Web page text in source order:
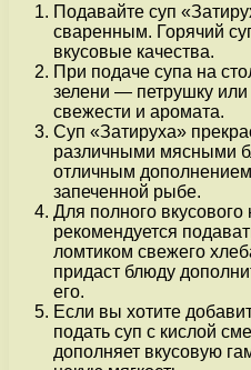
Подавайте суп
сваренным. Горячий
вкусовые качества.
При подаче супа на
зелени — петрушку
свежести и аромата.
Суп «Затируха»
различными мясными
отличным
запеченной рыбе.
Для полного
рекомендуется
ломтиком свежего
придаст блюду
его.
Если вы хотите
подать суп с кислой
дополняет вкусовую